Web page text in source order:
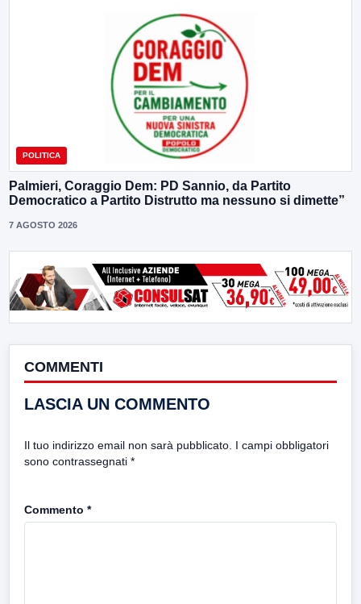
POLITICA
Palmieri, Coraggio Dem: PD Sannio, da Partito
Democratico a Partito Distrutto ma nessuno si dimette”
7 AGOSTO 2026
COMMENTI
LASCIA UN COMMENTO
Il tuo indirizzo email non sarà pubblicato. I campi obbligatori
sono contrassegnati *
Commento *